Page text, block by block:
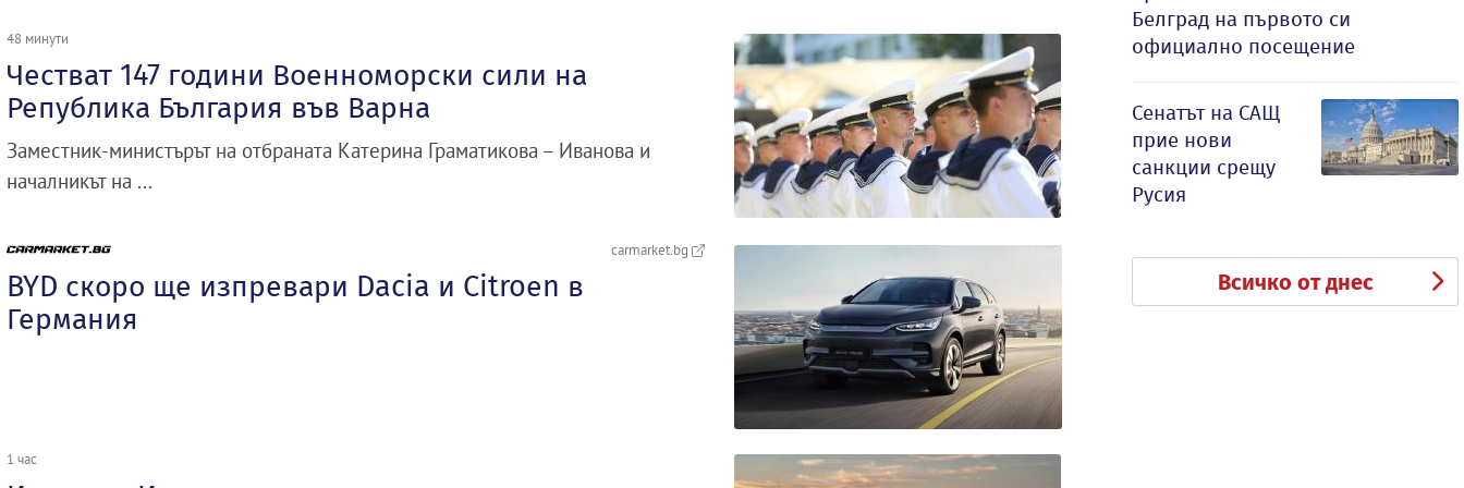
48 минути
Честват 147 години Военноморски сили на
Република България във Варна
Заместник-министърът на отбраната Катерина Граматикова – Иванова и
началникът на ...
carmarket.bg
BYD скоро ще изпревари Dacia и Citroеn в
Германия
1 час
Белград на първото си
официално посещение
Сенатът на САЩ
прие нови
санкции срещу
Русия
Всичко от днес